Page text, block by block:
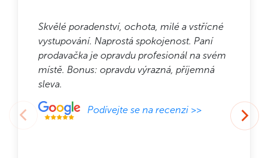
Skvělé poradenství, ochota, milé a vstřícné
vystupování. Naprostá spokojenost. Paní
prodavačka je opravdu profesionál na svém
místě. Bonus: opravdu výrazná, příjemná
sleva.
Podívejte se na recenzi >>